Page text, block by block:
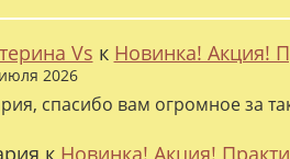
Vs к Новинка! Акция!
2026
спасибо вам огромное за
к Новинка! Акция!